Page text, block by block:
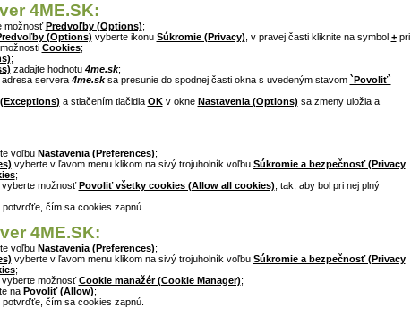
4ME.SK:
možnosťPredvoľby (Options);
(Options) vyberte ikonu Súkromie (Privacy) , v pravej časti kliknite na symbol +pri
Cookies;
;
zadajte hodnotu 4me.sk;
, adresa servera 4me.sksa presunie do spodnej časti okna s uvedeným stavom `Povoliť`
a stlačením tlačidla OKv okne Nastavenia (Options) sa zmeny uložia a
voľbu Nastavenia (Preferences);
vyberte v ľavom menu klikom na sivý trojuholník voľbu Súkromie a bezpečnosť (Privacy
;
vyberte možnosťPovoliť všetky cookies (Allow all cookies) , tak, aby bol pri nej plný
čím sa cookies zapnú.
4ME.SK:
voľbu Nastavenia (Preferences);
vyberte v ľavom menu klikom na sivý trojuholník voľbu Súkromie a bezpečnosť (Privacy
;
vyberte možnosťCookie manažér (Cookie Manager);
na Povoliť (Allow);
čím sa cookies zapnú.